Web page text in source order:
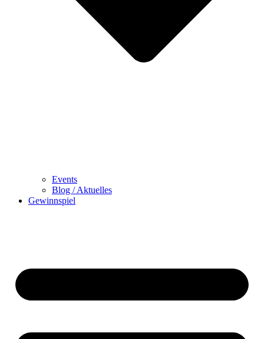
Events
Blog / Aktuelles
Gewinnspiel